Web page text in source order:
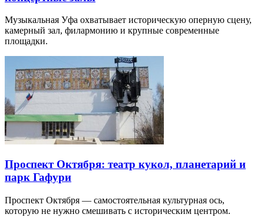
Музыкальная Уфа охватывает историческую оперную сцену,
камерный зал, филармонию и крупные современные
площадки.
Проспект Октября: театр кукол, планетарий и
парк Гафури
Проспект Октября — самостоятельная культурная ось,
которую не нужно смешивать с историческим центром.